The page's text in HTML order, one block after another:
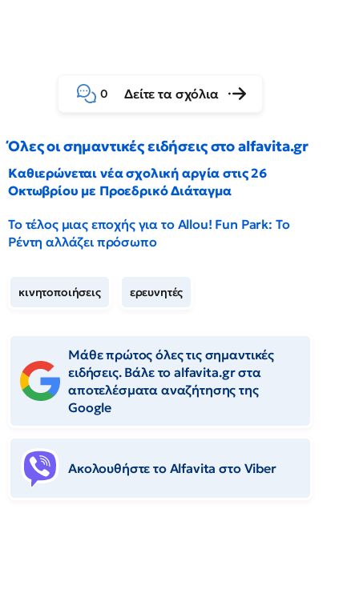
0 Δείτε τα σχόλια
Όλες οι σημαντικές ειδήσεις στο alfavita.gr
Καθιερώνεται νέα σχολική αργία στις 26
Οκτωβρίου με Προεδρικό Διάταγμα
Το τέλος μιας εποχής για το Allou! Fun Park: Το
Ρέντη αλλάζει πρόσωπο
κινητοποιήσεις ερευνητές
Μάθε πρώτος όλες τις σημαντικές
ειδήσεις. Βάλε το alfavita.gr στα
αποτελέσματα αναζήτησης της
Google
Ακολουθήστε το Αlfavita στο Viber